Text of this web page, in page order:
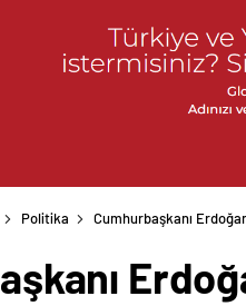
Politika Cumhurbaşkanı